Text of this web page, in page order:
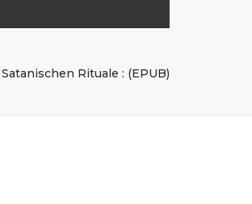
Rituale : (EPUB)